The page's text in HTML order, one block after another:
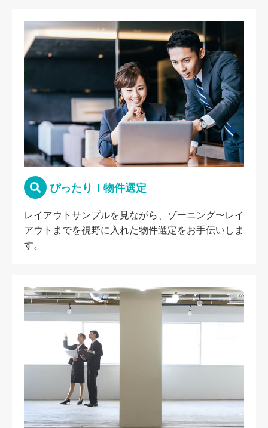
ぴったり！物件選定
レイアウトサンプルを見ながら、ゾーニング〜レイ
アウトまでを視野に入れた物件選定をお手伝いしま
す。